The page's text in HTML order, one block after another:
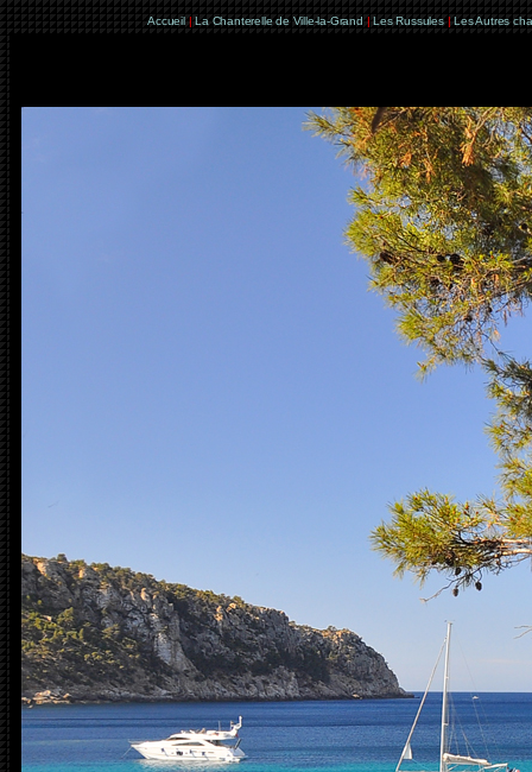
Accueil | La Chanterelle de Ville-la-Grand | Les Russules | Les Autres